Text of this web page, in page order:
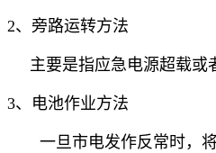
2、旁路运转方法
主要是指应急电源超载或
3、电池作业方法
一旦市电发作反常时，